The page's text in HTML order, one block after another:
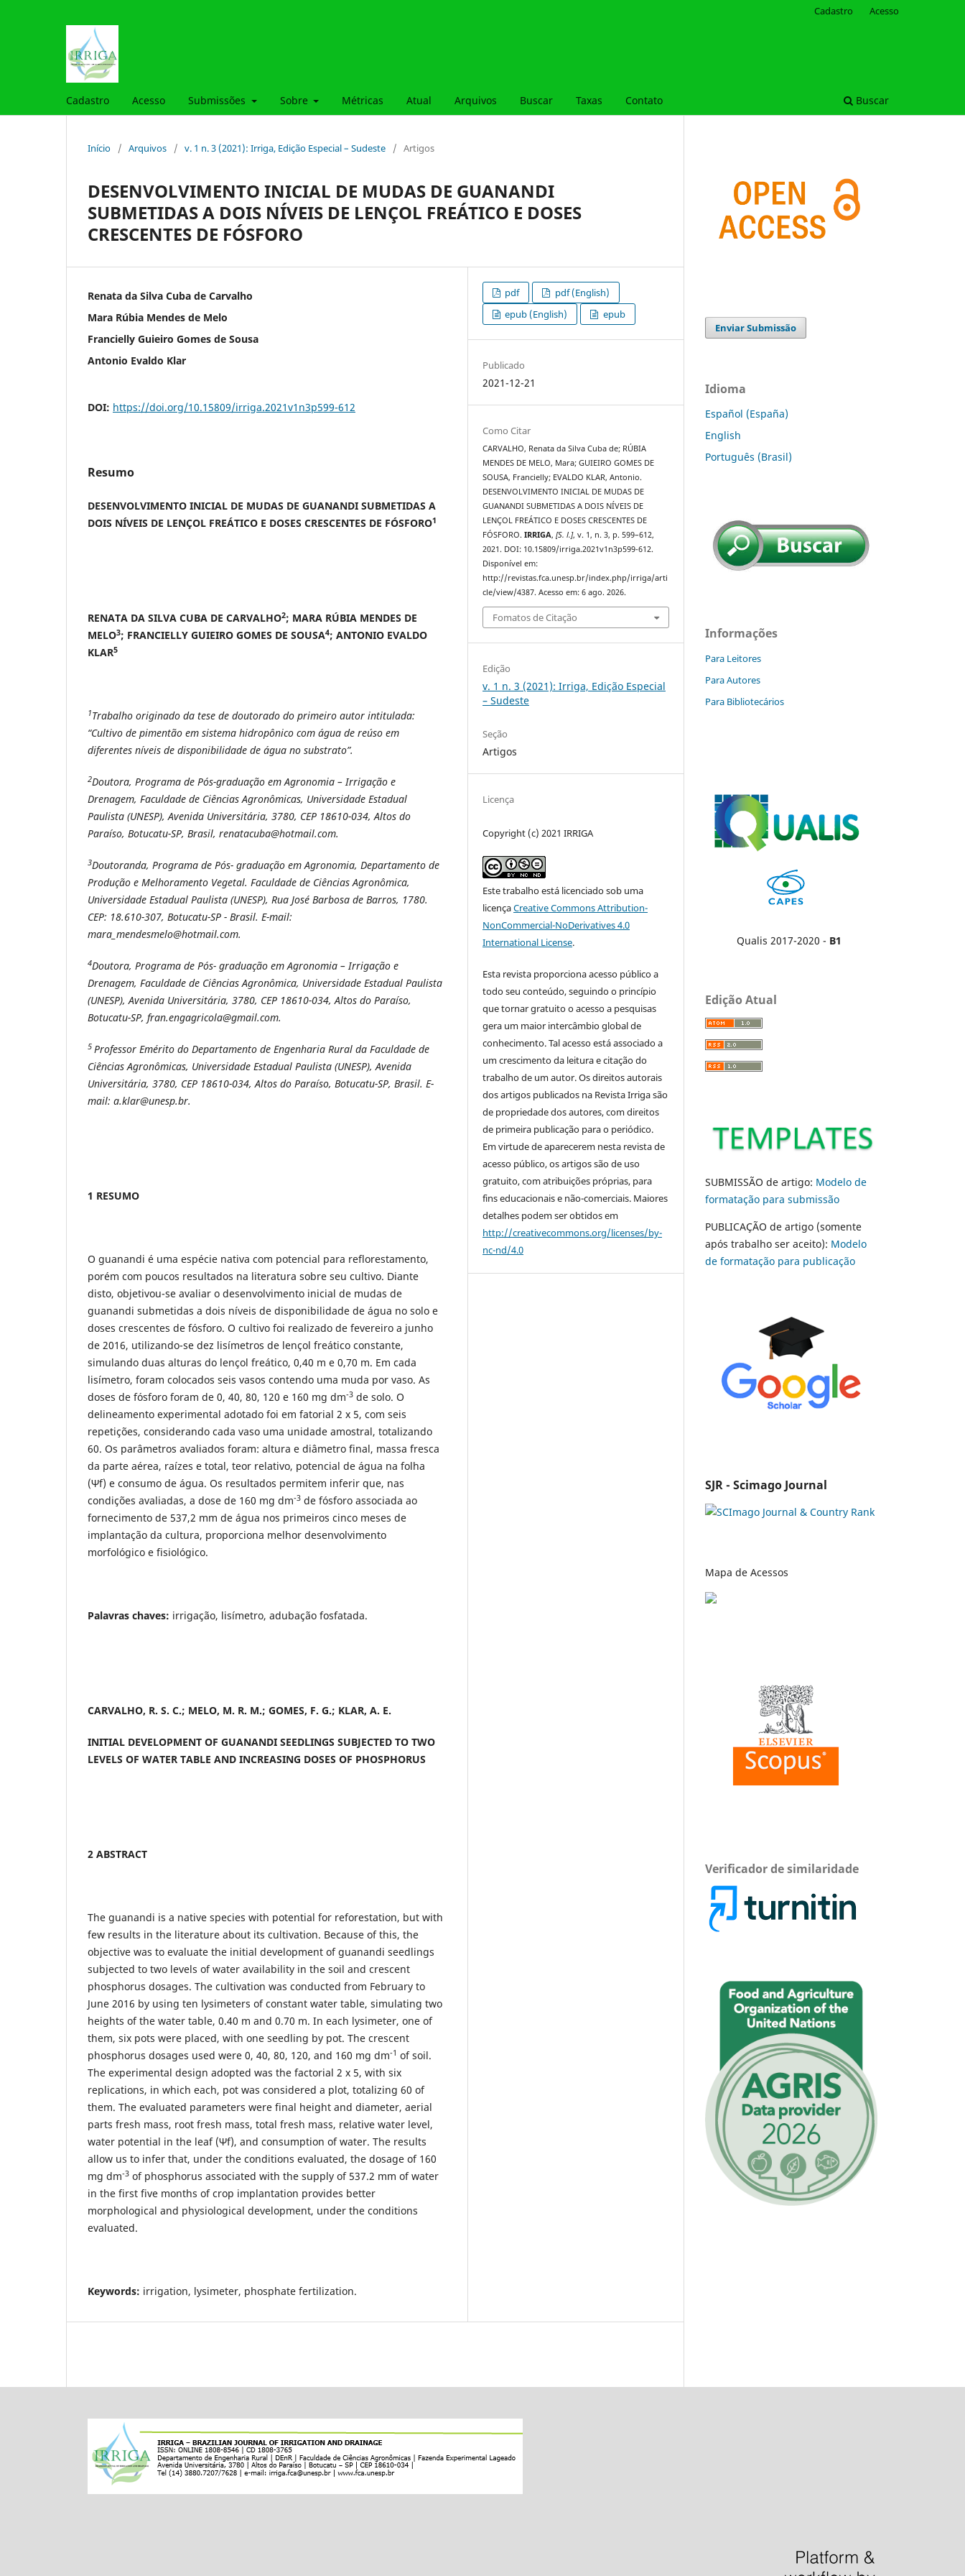
Cadastro Acesso Submissões Sobre Métricas Atual Arquivos Buscar Taxas Contato Buscar
Cadastro Acesso
Início / Arquivos / v. 1 n. 3 (2021): Irriga, Edição Especial – Sudeste / Artigos
DESENVOLVIMENTO INICIAL DE MUDAS DE GUANANDI
SUBMETIDAS A DOIS NÍVEIS DE LENÇOL FREÁTICO E DOSES
CRESCENTES DE FÓSFORO
Renata da Silva Cuba de Carvalho
Mara Rúbia Mendes de Melo
Francielly Guieiro Gomes de Sousa
Antonio Evaldo Klar
DOI: https://doi.org/10.15809/irriga.2021v1n3p599-612
Resumo
DESENVOLVIMENTO INICIAL DE MUDAS DE GUANANDI SUBMETIDAS A
DOIS NÍVEIS DE LENÇOL FREÁTICO E DOSES CRESCENTES DE FÓSFORO1
RENATA DA SILVA CUBA DE CARVALHO2; MARA RÚBIA MENDES DE
MELO3; FRANCIELLY GUIEIRO GOMES DE SOUSA4; ANTONIO EVALDO
KLAR5
1Trabalho originado da tese de doutorado do primeiro autor intitulada:
“Cultivo de pimentão em sistema hidropônico com água de reúso em
diferentes níveis de disponibilidade de água no substrato”.
2Doutora, Programa de Pós-graduação em Agronomia – Irrigação e
Drenagem, Faculdade de Ciências Agronômicas, Universidade Estadual
Paulista (UNESP), Avenida Universitária, 3780, CEP 18610-034, Altos do
Paraíso, Botucatu-SP, Brasil, renatacuba@hotmail.com.
3Doutoranda, Programa de Pós- graduação em Agronomia, Departamento de
Produção e Melhoramento Vegetal. Faculdade de Ciências Agronômica,
Universidade Estadual Paulista (UNESP), Rua José Barbosa de Barros, 1780.
CEP: 18.610-307, Botucatu-SP - Brasil. E-mail:
mara_mendesmelo@hotmail.com.
4Doutora, Programa de Pós- graduação em Agronomia – Irrigação e
Drenagem, Faculdade de Ciências Agronômica, Universidade Estadual Paulista
(UNESP), Avenida Universitária, 3780, CEP 18610-034, Altos do Paraíso,
Botucatu-SP, fran.engagricola@gmail.com.
5 Professor Emérito do Departamento de Engenharia Rural da Faculdade de
Ciências Agronômicas, Universidade Estadual Paulista (UNESP), Avenida
Universitária, 3780, CEP 18610-034, Altos do Paraíso, Botucatu-SP, Brasil. E-
mail: a.klar@unesp.br.
1 RESUMO
O guanandi é uma espécie nativa com potencial para reflorestamento,
porém com poucos resultados na literatura sobre seu cultivo. Diante
disto, objetivou-se avaliar o desenvolvimento inicial de mudas de
guanandi submetidas a dois níveis de disponibilidade de água no solo e
doses crescentes de fósforo. O cultivo foi realizado de fevereiro a junho
de 2016, utilizando-se dez lisímetros de lençol freático constante,
simulando duas alturas do lençol freático, 0,40 m e 0,70 m. Em cada
lisímetro, foram colocados seis vasos contendo uma muda por vaso. As
doses de fósforo foram de 0, 40, 80, 120 e 160 mg dm-3 de solo. O
delineamento experimental adotado foi em fatorial 2 x 5, com seis
repetições, considerando cada vaso uma unidade amostral, totalizando
60. Os parâmetros avaliados foram: altura e diâmetro final, massa fresca
da parte aérea, raízes e total, teor relativo, potencial de água na folha
(Ψf) e consumo de água. Os resultados permitem inferir que, nas
condições avaliadas, a dose de 160 mg dm-3 de fósforo associada ao
fornecimento de 537,2 mm de água nos primeiros cinco meses de
implantação da cultura, proporciona melhor desenvolvimento
morfológico e fisiológico.
Palavras chaves: irrigação, lisímetro, adubação fosfatada.
CARVALHO, R. S. C.; MELO, M. R. M.; GOMES, F. G.; KLAR, A. E.
INITIAL DEVELOPMENT OF GUANANDI SEEDLINGS SUBJECTED TO TWO
LEVELS OF WATER TABLE AND INCREASING DOSES OF PHOSPHORUS
2 ABSTRACT
The guanandi is a native species with potential for reforestation, but with
few results in the literature about its cultivation. Because of this, the
objective was to evaluate the initial development of guanandi seedlings
subjected to two levels of water availability in the soil and crescent
phosphorus dosages. The cultivation was conducted from February to
June 2016 by using ten lysimeters of constant water table, simulating two
heights of the water table, 0.40 m and 0.70 m. In each lysimeter, one of
them, six pots were placed, with one seedling by pot. The crescent
phosphorus dosages used were 0, 40, 80, 120, and 160 mg dm-1 of soil.
The experimental design adopted was the factorial 2 x 5, with six
replications, in which each, pot was considered a plot, totalizing 60 of
them. The evaluated parameters were final height and diameter, aerial
parts fresh mass, root fresh mass, total fresh mass, relative water level,
water potential in the leaf (Ψf), and consumption of water. The results
allow us to infer that, under the conditions evaluated, the dosage of 160
mg dm-3 of phosphorus associated with the supply of 537.2 mm of water
in the first five months of crop implantation provides better
morphological and physiological development, under the conditions
evaluated.
Keywords: irrigation, lysimeter, phosphate fertilization.
pdf
pdf (English)
epub (English)
epub
Publicado
2021-12-21
Como Citar
CARVALHO, Renata da Silva Cuba de; RÚBIA
MENDES DE MELO, Mara; GUIEIRO GOMES DE
SOUSA, Francielly; EVALDO KLAR, Antonio.
DESENVOLVIMENTO INICIAL DE MUDAS DE
GUANANDI SUBMETIDAS A DOIS NÍVEIS DE
LENÇOL FREÁTICO E DOSES CRESCENTES DE
FÓSFORO.IRRIGA,[S. l.], v. 1, n. 3, p. 599–612,
2021. DOI: 10.15809/irriga.2021v1n3p599-612.
Disponível em:
http://revistas.fca.unesp.br/index.php/irriga/arti
cle/view/4387. Acesso em: 6 ago. 2026.
Fomatos de Citação
Edição
v. 1 n. 3 (2021): Irriga, Edição Especial
– Sudeste
Seção
Artigos
Licença
Copyright (c) 2021 IRRIGA
Este trabalho está licenciado sob uma
licençaCreative Commons Attribution-
NonCommercial-NoDerivatives 4.0
International License.
Esta revista proporciona acesso público a
todo seu conteúdo, seguindo o princípio
que tornar gratuito o acesso a pesquisas
gera um maior intercâmbio global de
conhecimento. Tal acesso está associado a
um crescimento da leitura e citação do
trabalho de um autor. Os direitos autorais
dos artigos publicados na Revista Irriga são
de propriedade dos autores, com direitos
de primeira publicação para o periódico.
Em virtude de aparecerem nesta revista de
acesso público, os artigos são de uso
gratuito, com atribuições próprias, para
fins educacionais e não-comerciais. Maiores
detalhes podem ser obtidos em
http://creativecommons.org/licenses/by-
nc-nd/4.0
Enviar Submissão
Idioma
Español (España)
English
Português (Brasil)
Informações
Para Leitores
Para Autores
Para Bibliotecários
Qualis 2017-2020 - B1
Edição Atual
SUBMISSÃO de artigo: Modelo de
formatação para submissão
PUBLICAÇÃO de artigo (somente
após trabalho ser aceito): Modelo
de formatação para publicação
SJR - Scimago Journal
Mapa de Acessos
Verificador de similaridade